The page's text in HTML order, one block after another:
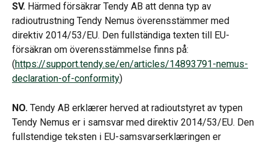
SV. Härmed försäkrar Tendy AB att denna typ av
radioutrustning Tendy Nemus överensstämmer med
direktiv 2014/53/EU. Den fullständiga texten till EU-
försäkran om överensstämmelse finns på:
(https://support.tendy.se/en/articles/14893791-nemus-
declaration-of-conformity)
NO. Tendy AB erklærer herved at radioutstyret av typen
Tendy Nemus er i samsvar med direktiv 2014/53/EU. Den
fullstendige teksten i EU-samsvarserklæringen er